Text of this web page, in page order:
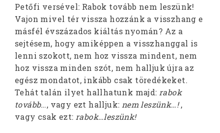
Petőfi versével: Rabok tovább nem leszünk!
Vajon mivel tér vissza hozzánk a visszhang e
másfél évszázados kiáltás nyomán? Az a
sejtésem, hogy amiképpen a visszhanggal is
lenni szokott, nem hoz vissza mindent, nem
hoz vissza minden szót, nem halljuk újra az
egész mondatot, inkább csak töredékeket.
Tehát talán ilyet hallhatunk majd: rabok
tovább…, vagy ezt halljuk: nem leszünk…!,
vagy csak ezt: rabok…leszünk!